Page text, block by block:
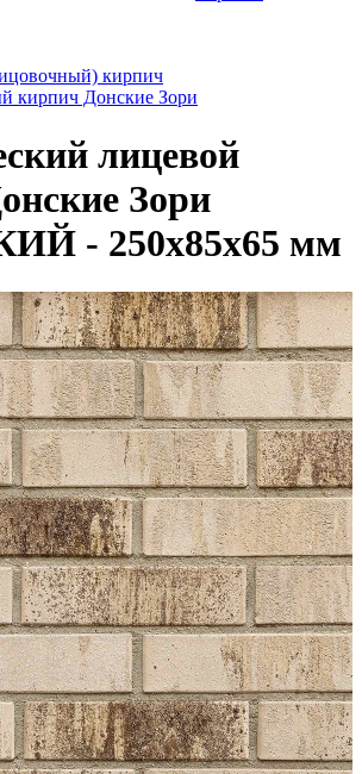
кирпич
кирпич Донские Зори
лицевой
Зори
- 250х85х65 мм